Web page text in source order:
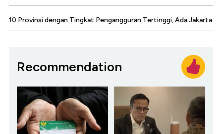
10 Provinsi dengan Tingkat Pengangguran Tertinggi, Ada Jakarta
Recommendation